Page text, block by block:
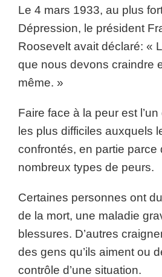
Le 4 mars 1933, au plus
Dépression, le président
Roosevelt avait déclaré: «
que nous devons craindre
même. »
Faire face à la peur est
les plus difficiles auxquels
confrontés, en partie parce
nombreux types de peurs.
Certaines personnes ont
de la mort, une maladie
blessures. D’autres
des gens qu’ils aiment ou
contrôle d’une situation.